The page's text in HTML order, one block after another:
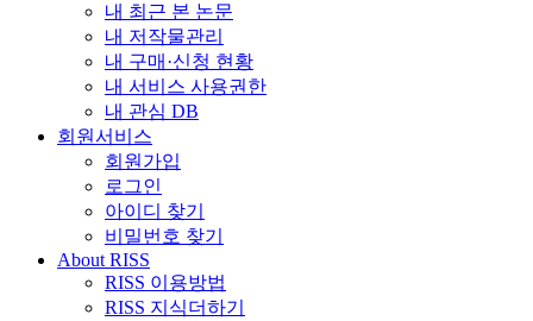
내 최근 본 논문
내 저작물관리
내 구매·신청 현황
내 서비스 사용권한
내 관심 DB
회원서비스
회원가입
로그인
아이디 찾기
비밀번호 찾기
About RISS
RISS 이용방법
RISS 지식더하기